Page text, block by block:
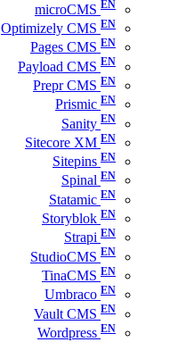
microCMS
Optimizely CMS
Pages CMS
Payload CMS
Prepr CMS
Prismic
Sanity
Sitecore XM
Sitepins
Spinal
Statamic
Storyblok
Strapi
StudioCMS
TinaCMS
Umbraco
Vault CMS
Wordpress